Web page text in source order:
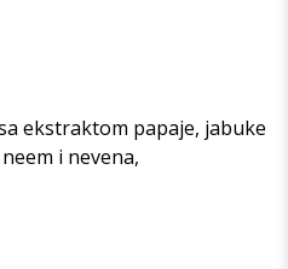
ekstraktom papaje, jabuke
i nevena,